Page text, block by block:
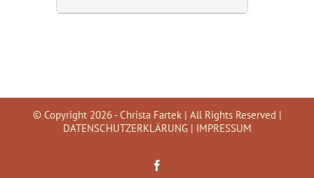
© Copyright 2026 - Christa Fartek | All Rights Reserved |
DATENSCHUTZERKLÄRUNG| IMPRESSUM